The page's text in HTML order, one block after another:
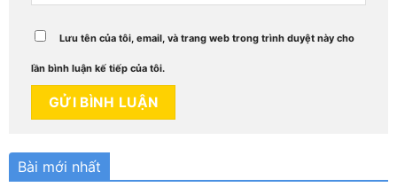
Lưu tên của tôi, email, và trang web trong trình duyệt này cho
lần bình luận kế tiếp của tôi.
Bài mới nhất